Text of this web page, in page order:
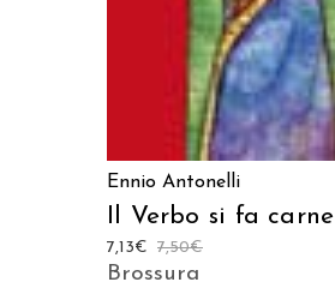
Ennio Antonelli
Il Verbo si fa carne
7,50€
7,13€
Brossura